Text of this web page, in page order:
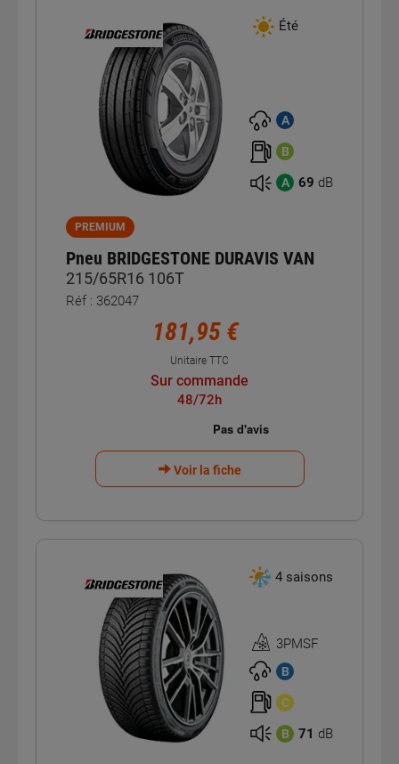
Été
A
B
A 69 dB
PREMIUM
Pneu BRIDGESTONE DURAVIS VAN
215/65R16 106T
Réf : 362047
181,95 €
Unitaire TTC
Sur commande
48/72h
Voir la fiche
4 saisons
Homologation
3PMSF
3PMSF
B
C
B 71 dB